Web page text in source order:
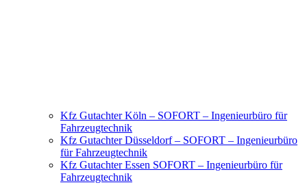
Kfz Gutachter Köln – SOFORT – Ingenieurbüro für
Fahrzeugtechnik
Kfz Gutachter Düsseldorf – SOFORT – Ingenieurbüro
für Fahrzeugtechnik
Kfz Gutachter Essen SOFORT – Ingenieurbüro für
Fahrzeugtechnik